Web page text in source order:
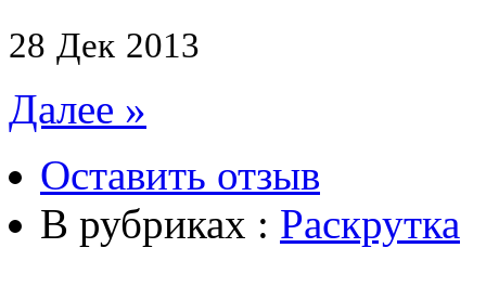
28 Дек 2013
Далее »
Оставить отзыв
В рубриках : Раскрутка